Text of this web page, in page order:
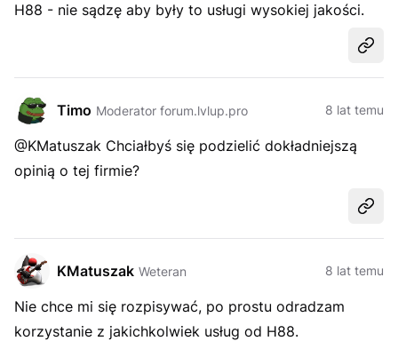
H88 - nie sądzę aby były to usługi wysokiej jakości.
Timo Moderator forum.lvlup.pro 8 lat temu
@KMatuszak Chciałbyś się podzielić dokładniejszą
opinią o tej firmie?
KMatuszak Weteran 8 lat temu
Nie chce mi się rozpisywać, po prostu odradzam
korzystanie z jakichkolwiek usług od H88.